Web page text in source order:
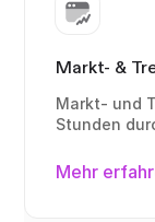
Markt- &
Markt- und
Stunden
Mehr